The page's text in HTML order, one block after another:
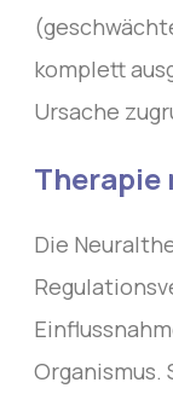
komplett
Ursache
Therapie
Die
Organismus.